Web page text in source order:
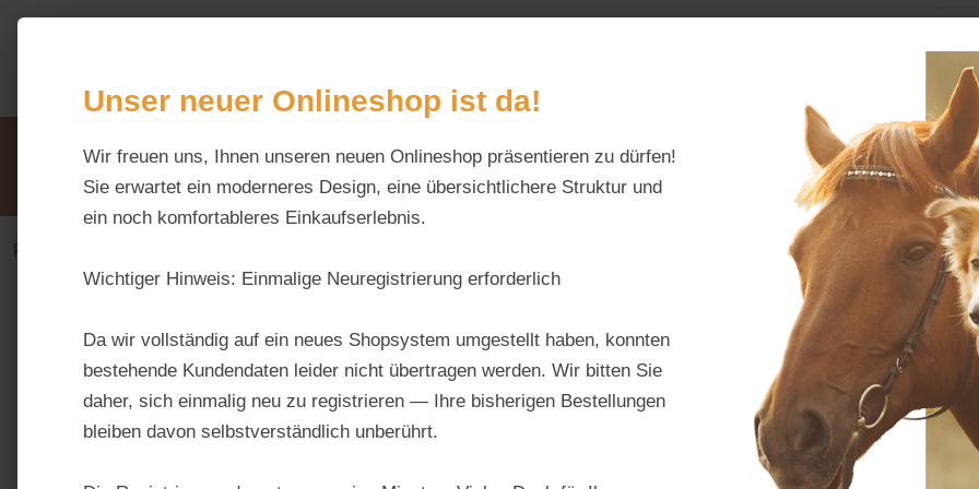
Hauptinhalt springen
Zur Suche springen
Alles fürs
Unsere VorteileBeratung via WhatsApp:
0176 / 99 66 31 80
Schreiben Sie uns:
info@tierfutter-fischer.de
Öffnungszeiten:
Mo–Fr: 9–18 Uhr ·
Footer-Navigation
Keine Produkte gefunden.
Unser neuer Onlineshop ist da!
Wir freuen uns, Ihnen unseren neuen Onlineshop präsentieren zu dürfen!
Sie erwartet ein moderneres Design, eine übersichtlichere Struktur und
ein noch komfortableres Einkaufserlebnis.
Wichtiger Hinweis: Einmalige Neuregistrierung erforderlich
Da wir vollständig auf ein neues Shopsystem umgestellt haben, konnten
bestehende Kundendaten leider nicht übertragen werden. Wir bitten Sie
daher, sich einmalig neu zu registrieren — Ihre bisherigen Bestellungen
bleiben davon selbstverständlich unberührt.